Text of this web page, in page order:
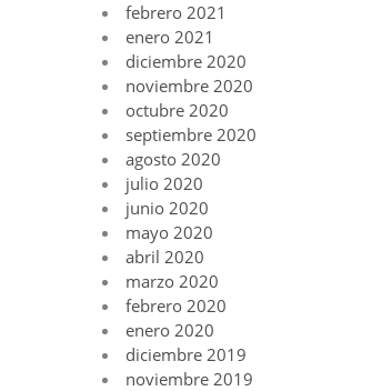
febrero 2021
enero 2021
diciembre 2020
noviembre 2020
octubre 2020
septiembre 2020
agosto 2020
julio 2020
junio 2020
mayo 2020
abril 2020
marzo 2020
febrero 2020
enero 2020
diciembre 2019
noviembre 2019